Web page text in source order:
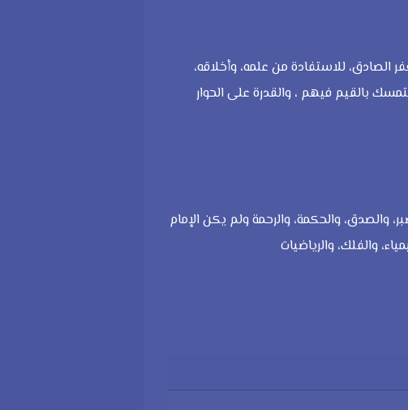
الصادق، للاستفادة من علمه، وأخلاقه،
بالقيم فيهم ، والقدرة على الحوار
والصدق، والحكمة، والرحمة ولم يكن الإمام
والفلك، والرياضيات